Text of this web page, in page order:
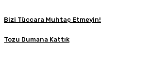
Bizi Tüccara Muhtaç Etmeyin!
Tozu Dumana Kattık